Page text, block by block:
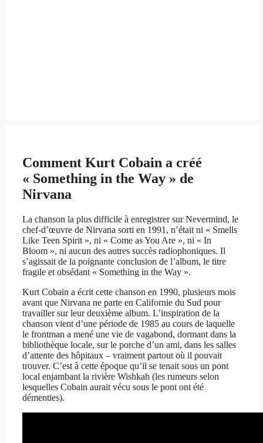
Comment Kurt Cobain a créé
« Something in the Way » de
Nirvana
La chanson la plus difficile à enregistrer sur Nevermind, le
chef-d’œuvre de Nirvana sorti en 1991, n’était ni « Smells
Like Teen Spirit », ni « Come as You Are », ni « In
Bloom », ni aucun des autres succès radiophoniques. Il
s’agissait de la poignante conclusion de l’album, le titre
fragile et obsédant « Something in the Way ».
Kurt Cobain a écrit cette chanson en 1990, plusieurs mois
avant que Nirvana ne parte en Californie du Sud pour
travailler sur leur deuxième album. L’inspiration de la
chanson vient d’une période de 1985 au cours de laquelle
le frontman a mené une vie de vagabond, dormant dans la
bibliothèque locale, sur le porche d’un ami, dans les salles
d’attente des hôpitaux – vraiment partout où il pouvait
trouver. C’est à cette époque qu’il se tenait sous un pont
local enjambant la rivière Wishkah (les rumeurs selon
lesquelles Cobain aurait vécu sous le pont ont été
démenties).